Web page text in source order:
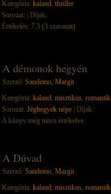
Kategória: kaland, thriller
Sorozat:
| Díjak:
Értékelés: 7.3 (3 szavazat)
A démonok hegyén
Szerző: Sandemo, Margit
Kategória: kaland, misztikus,
Sorozat: Jéghegyek népe| Díjak:
A könyv még nincs értékelve.
A Dúvad
Szerző: Sandemo, Margit
Kategória: kaland, misztikus,